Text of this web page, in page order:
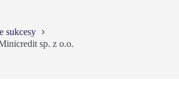
sukcesy
sp. z o.o.